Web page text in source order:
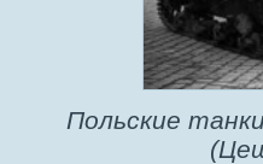
Польские